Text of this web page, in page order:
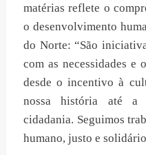
matérias reflete o
o desenvolvimento
do Norte: “São
com as necessidades
desde o incentivo à
nossa história até a
cidadania. Seguimos
humano, justo e